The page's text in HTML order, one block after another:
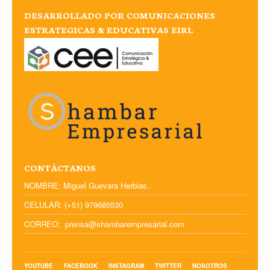
DESARROLLADO POR COMUNICACIONES
ESTRATEGICAS & EDUCATIVAS EIRL
CONTÁCTANOS
NOMBRE: Miguel Guevara Herbias.
CELULAR: (+51) 979685530
CORREO: prensa@shambarempresarial.com
YOUTUBE FACEBOOK INSTAGRAM TWITTER NOSOTROS